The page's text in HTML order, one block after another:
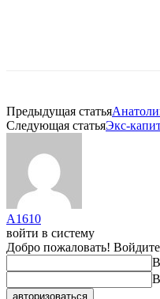
Предыдущая статья
Следующая статьяЭкс-
A1610
войти в систему
Добро пожаловать!